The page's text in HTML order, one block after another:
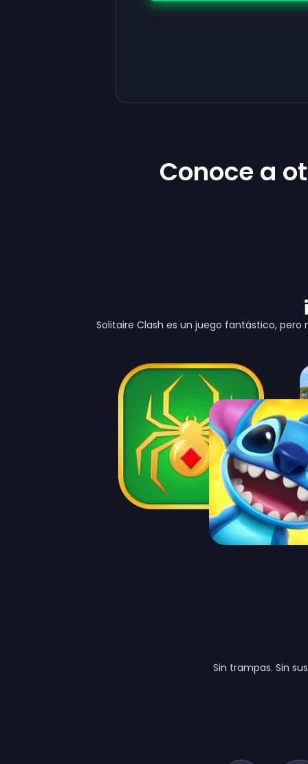
Conoce a
Solitaire Clash es un juego fantástico, pero
Sin trampas. Sin